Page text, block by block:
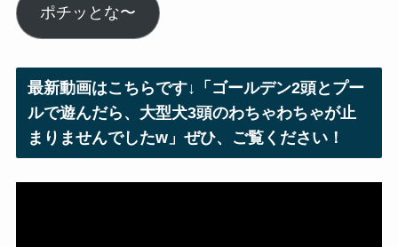
ル
ア
ス
ポチッとな〜
最新動画はこちらです↓「ゴールデン2頭とプー
ルで遊んだら、大型犬3頭のわちゃわちゃが止
まりませんでしたw」ぜひ、ご覧ください！